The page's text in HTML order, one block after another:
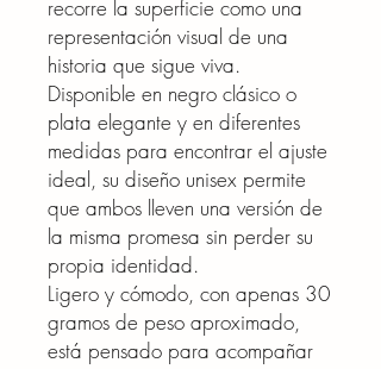
recorre la superficie como una
representación visual de una
historia que sigue viva.
Disponible en negro clásico o
plata elegante y en diferentes
medidas para encontrar el ajuste
ideal, su diseño unisex permite
que ambos lleven una versión de
la misma promesa sin perder su
propia identidad.
Ligero y cómodo, con apenas 30
gramos de peso aproximado,
está pensado para acompañar